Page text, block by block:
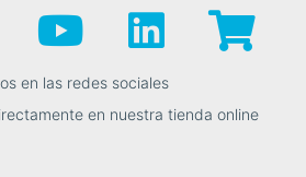
en las redes sociales
en nuestra tienda online